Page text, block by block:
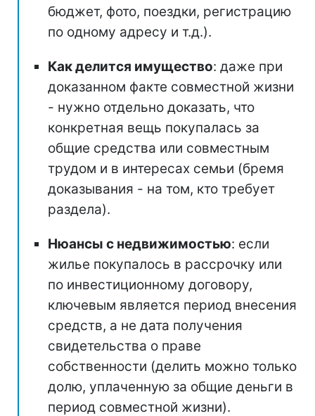
бюджет, фото, поездки, регистрацию
по одному адресу и т.д.).
Как делится имущество: даже при
доказанном факте совместной жизни
- нужно отдельно доказать, что
конкретная вещь покупалась за
общие средства или совместным
трудом и в интересах семьи (бремя
доказывания - на том, кто требует
раздела).
Нюансы с недвижимостью: если
жилье покупалось в рассрочку или
по инвестиционному договору,
ключевым является период внесения
средств, а не дата получения
свидетельства о праве
собственности (делить можно только
долю, уплаченную за общие деньги в
период совместной жизни).